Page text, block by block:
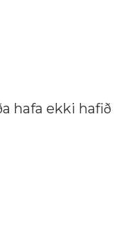
hafa ekki hafið